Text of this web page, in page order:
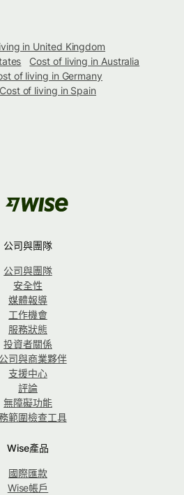
in United Kingdom
Cost of living in Australia
of living in Germany
Cost of living in Spain
公司與團隊
公司與團隊
安全性
媒體報導
工作機會
服務狀態
投資者關係
司與商業夥伴
支援中心
評論
無障礙功能
範圍檢查工具
Wise產品
國際匯款
Wise帳戶